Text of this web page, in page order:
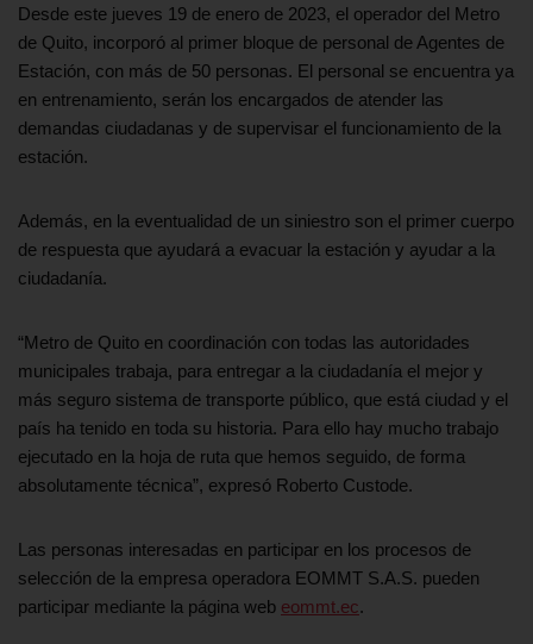
Desde este jueves 19 de enero de 2023, el operador del Metro
de Quito, incorporó al primer bloque de personal de Agentes de
Estación, con más de 50 personas. El personal se encuentra ya
en entrenamiento, serán los encargados de atender las
demandas ciudadanas y de supervisar el funcionamiento de la
estación.
Además, en la eventualidad de un siniestro son el primer cuerpo
de respuesta que ayudará a evacuar la estación y ayudar a la
ciudadanía.
“Metro de Quito en coordinación con todas las autoridades
municipales trabaja, para entregar a la ciudadanía el mejor y
más seguro sistema de transporte público, que está ciudad y el
país ha tenido en toda su historia. Para ello hay mucho trabajo
ejecutado en la hoja de ruta que hemos seguido, de forma
absolutamente técnica”, expresó Roberto Custode.
Las personas interesadas en participar en los procesos de
selección de la empresa operadora EOMMT S.A.S. pueden
participar mediante la página web eommt.ec.